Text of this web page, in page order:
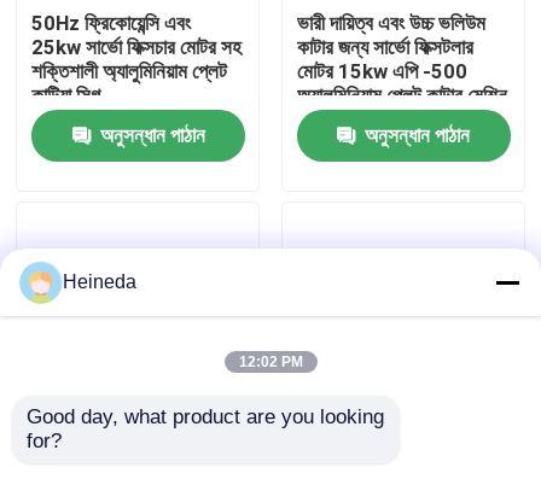
কারখানা ভ্রমণ
মান নিয়ন্ত্রণ
যোগাযোগ করুন
খবর
উদ্ধৃতির জন্য আবেদন
50Hz ফ্রিকোয়েন্সি এবং
25kw সার্ভো ফিক্সচার মোটর সহ
শক্তিশালী অ্যালুমিনিয়াম প্লেট
কাটিয়া সিগ
অনুসন্ধান পাঠান
ভারী দায়িত্ব এবং উচ্চ ভলিউম
কাটার জন্য সার্ভো ফিক্সটলার
মোটর 15kw এপি -500
অ্যালুমিনিয়াম প্লেট কাটার মেশিন
অনুসন্ধান পাঠান
৩৬ কিলোওয়াট অ্যালুমিনিয়াম
Heineda
12:02 PM
Good day, what product are you looking
for?